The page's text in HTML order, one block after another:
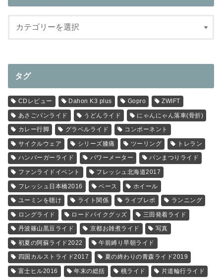
タグ
CDレビュー Dahon K3 plus Gopro ZWIFT
あさごパンライド うどんライド にゃんにゃん落車(骨折)
カレー行脚 グラベルライド コンポーネント
サイクルウェア シリーズ膝痛 ツーリング トレラン
ハンバーガーライド パワーメーター パンまつりライド
ファンライドイベント フレッシュ北海道2017
フレッシュ日本橋2016 ベース ホイール
ユーミンを聴け ライト関係 ライブレポ ランニング
ロングライド ロードバイクグッズ 三田発着ライド
丹波篠山黒豆ライド 京都お雑煮ライド 写真
初夏の阿蘇ライド2022 午前縛り早朝ライド
四国カルストライド2017 夏の終わりの青森ライド2019
富士ヒル2016 年末の総括 桃ライド 片道輪行ライド